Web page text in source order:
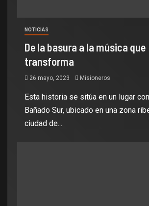
NOTICIAS
De la basura a la música que
transforma
26 mayo, 2023 Misioneros
Esta historia se sitúa en un lugar
Bañado Sur, ubicado en una zona
ciudad de...